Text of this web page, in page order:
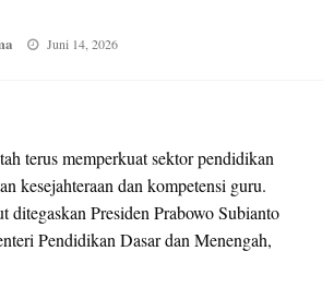
Posted
Juni 14, 2026
terus memperkuat sektor pendidikan
kesejahteraan dan kompetensi guru.
ditegaskan Presiden Prabowo Subianto
Pendidikan Dasar dan Menengah,